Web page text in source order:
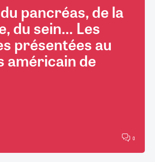
pancréas, de la
du sein… Les
présentées au
américain de
0